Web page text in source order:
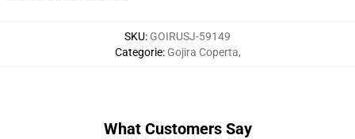
SKU: GOIRUSJ-59149
Categorie: Gojira Coperta,
What Customers Say